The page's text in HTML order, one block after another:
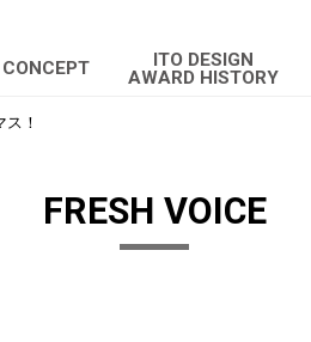
CONCEPT
ITO DESIGN
AWARD HISTORY
！
FRESH VOICE